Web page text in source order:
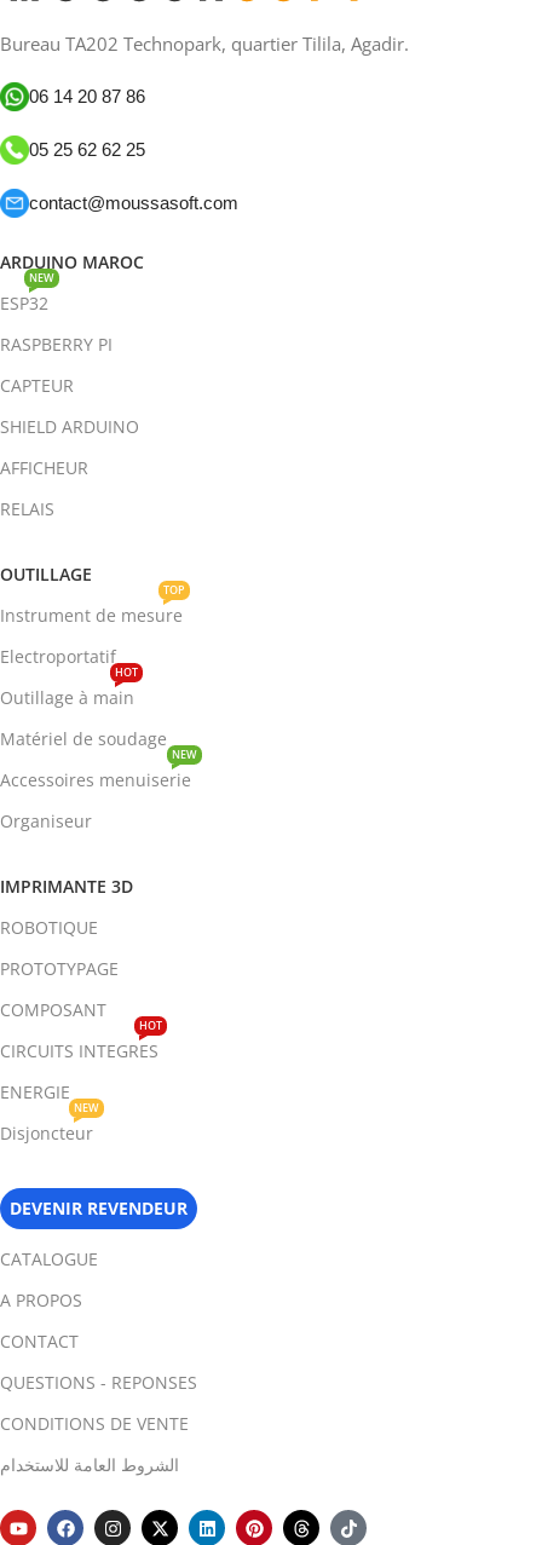
Bureau TA202 Technopark, quartier Tilila, Agadir.
06 14 20 87 86
05 25 62 62 25
contact@moussasoft.com
ARDUINO MAROC
ESP32
NEW
RASPBERRY PI
CAPTEUR
SHIELD ARDUINO
AFFICHEUR
RELAIS
OUTILLAGE
Instrument de mesure
TOP
Electroportatif
Outillage à main
HOT
Matériel de soudage
Accessoires menuiserie
NEW
Organiseur
IMPRIMANTE 3D
ROBOTIQUE
PROTOTYPAGE
COMPOSANT
CIRCUITS INTEGRES
HOT
ENERGIE
Disjoncteur
NEW
DEVENIR REVENDEUR
CATALOGUE
A PROPOS
CONTACT
QUESTIONS - REPONSES
CONDITIONS DE VENTE
الشروط العامة للاستخدام